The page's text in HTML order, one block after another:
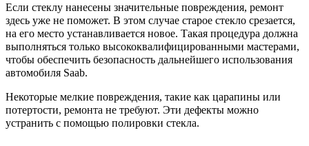
Если стеклу нанесены значительные повреждения, ремонт
здесь уже не поможет. В этом случае старое стекло срезается,
на его место устанавливается новое. Такая процедура должна
выполняться только высококвалифицированными мастерами,
чтобы обеспечить безопасность дальнейшего использования
автомобиля Saab.
Некоторые мелкие повреждения, такие как царапины или
потертости, ремонта не требуют. Эти дефекты можно
устранить с помощью полировки стекла.